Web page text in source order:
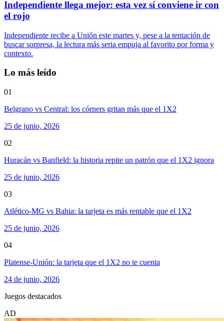
Independiente llega mejor: esta vez sí conviene ir con
el rojo
Independiente recibe a Unión este martes y, pese a la tentación de
buscar sorpresa, la lectura más seria empuja al favorito por forma y
contexto.
Lo más leído
01
Belgrano vs Central: los córners gritan más que el 1X2
25 de junio, 2026
02
Huracán vs Banfield: la historia repite un patrón que el 1X2 ignora
25 de junio, 2026
03
Atlético-MG vs Bahia: la tarjeta es más rentable que el 1X2
25 de junio, 2026
04
Platense-Unión: la tarjeta que el 1X2 no te cuenta
24 de junio, 2026
Juegos destacados
AD